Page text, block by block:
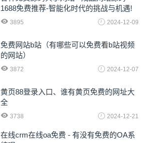
1688免费推荐-智能化时代的挑战与机遇!
3895 2024-12-09
免费网站b站（有哪些可以免费看b站视频
的网站）
3872 2024-12-07
黄页88登录入口、谁有黄页免费的网址大
全
3738 2024-12-21
在线crm在线oa免费 - 有没有免费的OA系